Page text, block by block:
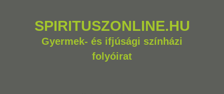
SPIRITUSZONLINE.HU
Gyermek- és ifjúsági színházi
folyóirat